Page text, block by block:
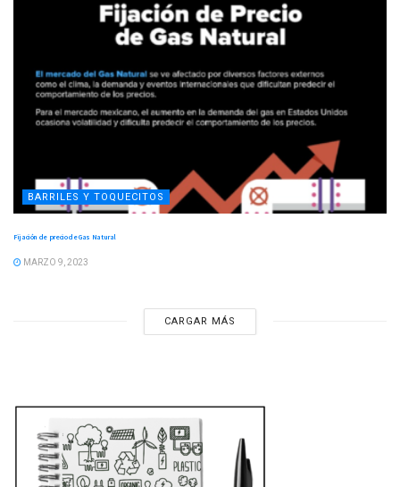
BARRILES Y TOQUECITOS
Fijación de precio de Gas Natural
MARZO 9, 2023
CARGAR MÁS